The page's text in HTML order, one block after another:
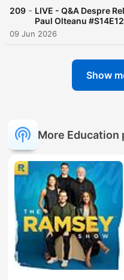
209 - LIVE - Q&A Despre
Paul Olteanu #S14E12
09 Jun 2026
Show
More Education